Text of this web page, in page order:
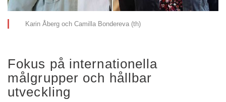
Karin Åberg och Camilla Bondereva (th)
Fokus på internationella
målgrupper och hållbar
utveckling